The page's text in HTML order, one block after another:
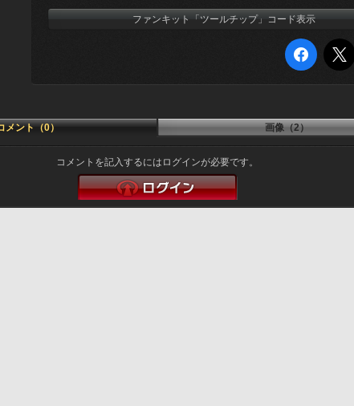
ファンキット「ツールチップ」コード表示
メント（0） 画像（2）
コメントを記入するにはログインが必要です。